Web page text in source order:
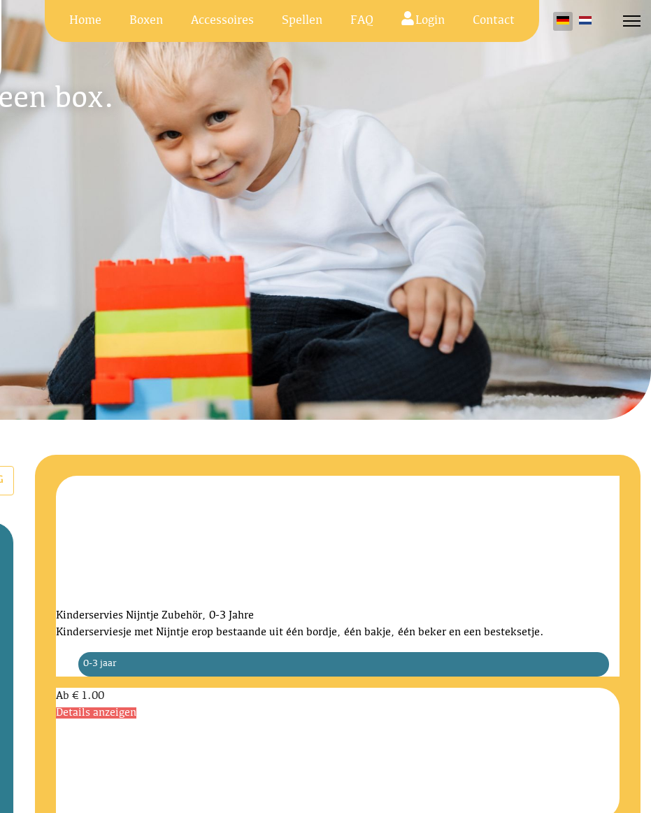
Home Boxen Accessoires Spellen FAQ Login Contact
box.
Kinderservies Nijntje Zubehör, 0-3 Jahre
Kinderserviesje met Nijntje erop bestaande uit één bordje, één bakje, één beker en een besteksetje.
0-3 jaar
Ab € 1.00
Details anzeigen